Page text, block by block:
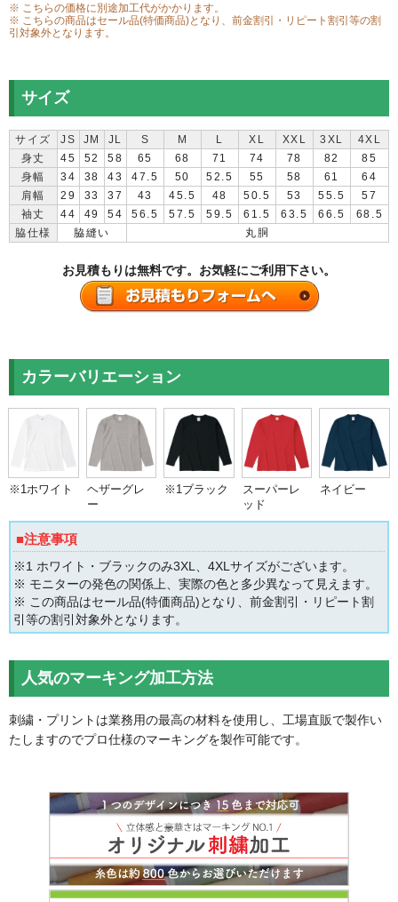
※ こちらの価格に別途加工代がかかります。
※ こちらの商品はセール品(特価商品)となり、前金割引・リピート割引等の割
引対象外となります。
サイズ
サイズ JS JM JL S M L XL XXL 3XL
4XL
身丈
45 52 58 65 68 71 74 78 82
85
身幅
34 38 43 47.5 50 52.5 55 58 61
64
肩幅
29 33 37 43 45.5 48 50.5 53 55.5
57
袖丈
44 49 54 56.5 57.5 59.5 61.5 63.5 66.5
68.5
脇仕様
脇縫い 丸胴
お見積もりは無料です。お気軽にご利用下さい。
カラーバリエーション
※1ホワイト
ヘザーグレ
ー
※1ブラック
スーパーレ
ッド
ネイビー
■注意事項
※1 ホワイト・ブラックのみ3XL、4XLサイズがございます。
※ モニターの発色の関係上、実際の色と多少異なって見えます。
※ この商品はセール品(特価商品)となり、前金割引・リピート割
引等の割引対象外となります。
人気のマーキング加工方法
刺繍・プリントは業務用の最高の材料を使用し、工場直販で製作い
たしますのでプロ仕様のマーキングを製作可能です。